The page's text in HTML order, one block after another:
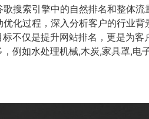
搜索引擎中的自然排名和整体流
化过程，深入分析客户的行业背
不仅是提升网站排名，更是为客
例如水处理机械,木炭,家具罩,电